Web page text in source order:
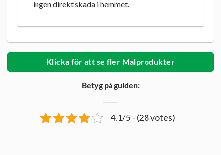
ingen direkt skada i hemmet.
Klicka för att se fler Malprodukter
Betyg på guiden:
4.1/5 - (28 votes)